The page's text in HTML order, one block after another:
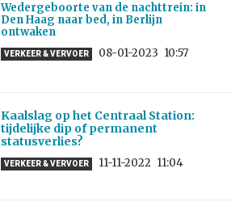
Wedergeboorte van de nachttrein: in
Den Haag naar bed, in Berlijn
ontwaken
VERKEER & VERVOER 08-01-2023 10:57
Kaalslag op het Centraal Station:
tijdelijke dip of permanent
statusverlies?
VERKEER & VERVOER 11-11-2022 11:04